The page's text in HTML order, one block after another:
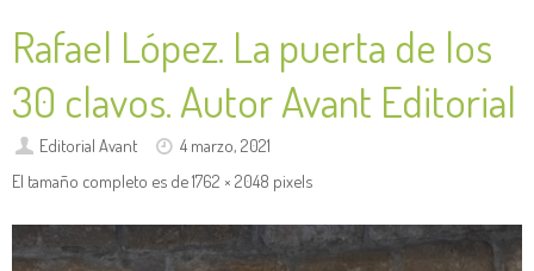
Rafael López. La puerta de los
30 clavos. Autor Avant Editorial
Editorial Avant
4 marzo, 2021
El tamaño completo es de1762 × 2048 pixels